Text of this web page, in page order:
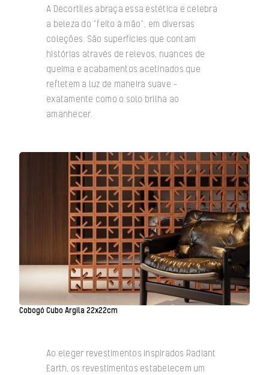
A Decortiles abraça essa estética e celebra
a beleza do “feito à mão”, em diversas
coleções. São superfícies que contam
histórias através de relevos, nuances de
queima e acabamentos acetinados que
refletem a luz de maneira suave —
exatamente como o solo brilha ao
amanhecer.
Cobogó Cubo Argila 22x22cm
Ao eleger revestimentos inspirados Radiant
Earth, os revestimentos estabelecem um